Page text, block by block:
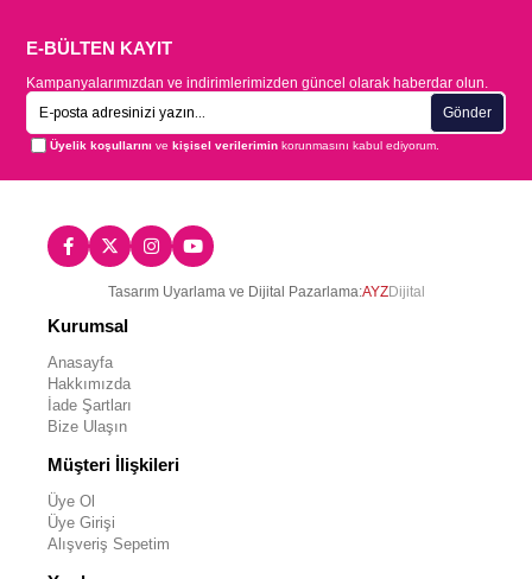
E-BÜLTEN KAYIT
Kampanyalarımızdan ve indirimlerimizden güncel olarak haberdar olun.
Gönder
Üyelik koşullarını vekişisel verilerimin korunmasını kabul ediyorum.
Tasarım Uyarlama ve Dijital Pazarlama:AYZDijital
Kurumsal
Anasayfa
Hakkımızda
İade Şartları
Bize Ulaşın
Müşteri İlişkileri
Üye Ol
Üye Girişi
Alışveriş Sepetim